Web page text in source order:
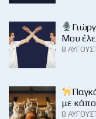
Μου
8
με
8